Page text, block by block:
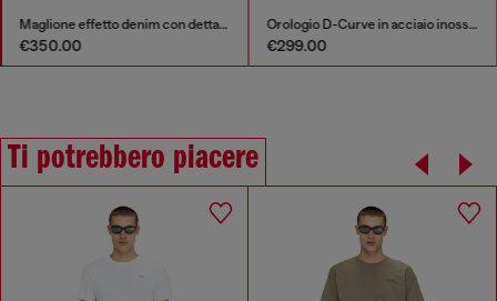
Maglione effetto denim con dettagli patch
€350.00
Orologio D-Curve in acciaio inossidabile
€299.00
Ti potrebbero piacere